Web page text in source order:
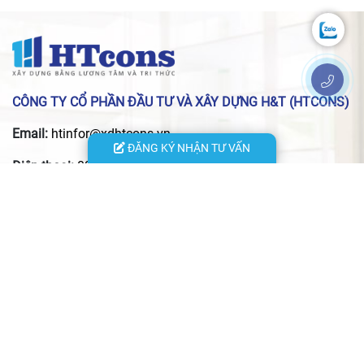
CÔNG TY CỔ PHẦN ĐẦU TƯ VÀ XÂY DỰNG H&T (HTCONS)
Email: htinfor@xdhtcons.vn
Điện thoại: 0915.986.109
ĐĂNG KÝ NHẬN TƯ VẤN